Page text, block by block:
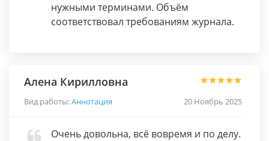
нужными терминами. Объём
соответствовал требованиям журнала.
Алена Кирилловна
Вид работы:Аннотация 20 Ноябрь 2025
Очень довольна, всё вовремя и по делу.